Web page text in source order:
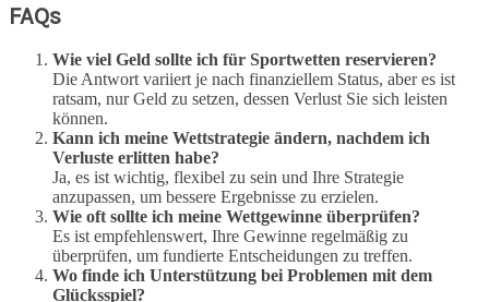
FAQs
Wie viel Geld sollte ich für Sportwetten reservieren?
Die Antwort variiert je nach finanziellem Status, aber es ist
ratsam, nur Geld zu setzen, dessen Verlust Sie sich leisten
können.
Kann ich meine Wettstrategie ändern, nachdem ich
Verluste erlitten habe?
Ja, es ist wichtig, flexibel zu sein und Ihre Strategie
anzupassen, um bessere Ergebnisse zu erzielen.
Wie oft sollte ich meine Wettgewinne überprüfen?
Es ist empfehlenswert, Ihre Gewinne regelmäßig zu
überprüfen, um fundierte Entscheidungen zu treffen.
Wo finde ich Unterstützung bei Problemen mit dem
Glücksspiel?